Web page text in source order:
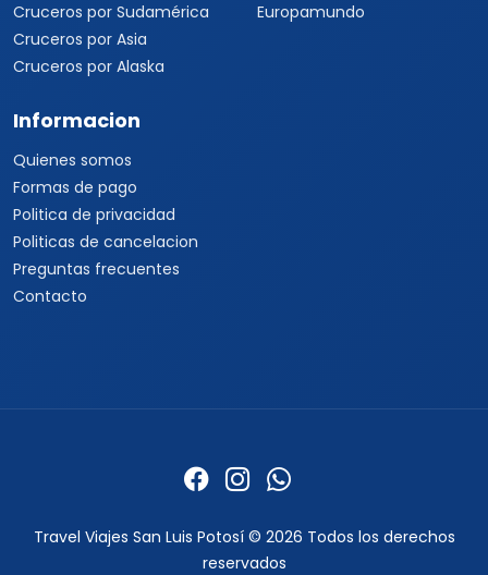
Cruceros por Sudamérica
Cruceros por Asia
Cruceros por Alaska
Europamundo
Informacion
Quienes somos
Formas de pago
Politica de privacidad
Politicas de cancelacion
Preguntas frecuentes
Contacto
Travel Viajes San Luis Potosí © 2026 Todos los derechos
reservados